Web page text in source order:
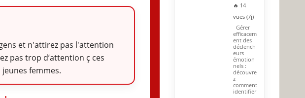
et n'attirez pas l'attention
pas trop d’attention ç ces
femmes.
🔥 14
vues (7j)
Gérer
efficacem
ent des
déclench
eurs
émotion
nels :
découvre
z
comment
identifier